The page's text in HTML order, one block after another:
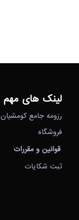
لینک های مهم
رزومه جامع کومشیان
فروشگاه
قوانین و مقررات
ثبت شکایات